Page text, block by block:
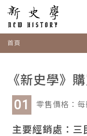
首頁
《新史學》
零售價格：
主要經銷處：三